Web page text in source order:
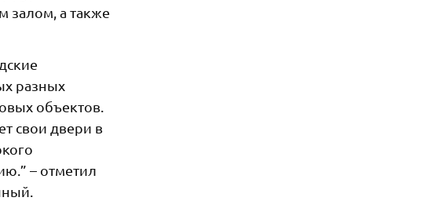
залом, а также
разных
объектов.
свои двери в
– отметил